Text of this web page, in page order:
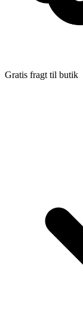
Gratis fragt til butik